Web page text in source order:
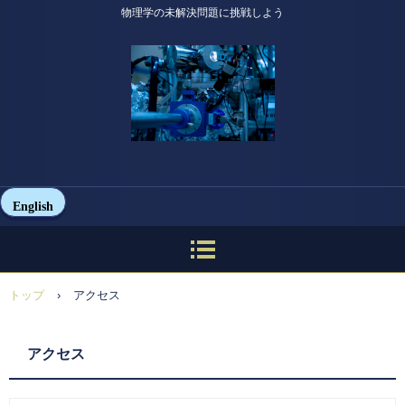
物理学の未解決問題に挑戦しよう
English
トップ › アクセス
アクセス